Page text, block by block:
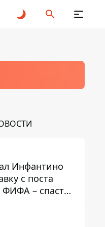
Инфантино
с поста
ФИФА – спасти
поздно